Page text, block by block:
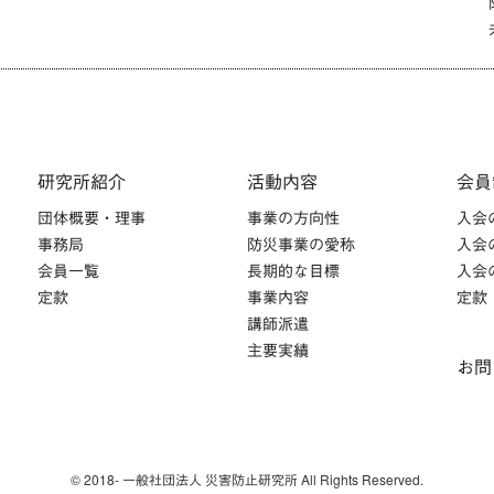
研究所紹介
団体概要・理事
事務局
会員一覧
定款
活動内容
事業の方向性
防災事業の愛称
長期的な目標
事業内容
講師派遣
主要実績
会
入会
入会
入会
定款
お
© 2018- 一般社団法人 災害防止研究所 All Rights Reserved.